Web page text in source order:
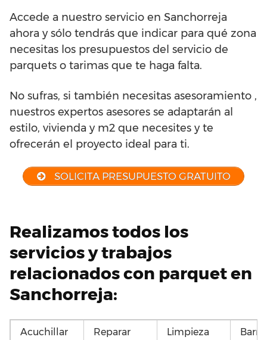
Accede a nuestro servicio en Sanchorreja
ahora y sólo tendrás que indicar para qué zona
necesitas los presupuestos del servicio de
parquets o tarimas que te haga falta.
No sufras, si también necesitas asesoramiento ,
nuestros expertos asesores se adaptarán al
estilo, vivienda y m2 que necesites y te
ofrecerán el proyecto ideal para ti.
SOLICITA PRESUPUESTO GRATUITO
Realizamos todos los
servicios y trabajos
relacionados con parquet en
Sanchorreja:
Acuchillar
Reparar
Limpieza